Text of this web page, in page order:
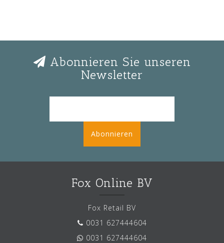
Abonnieren Sie unseren
Newsletter
Abonnieren
Fox Online BV
Fox Retail BV
0031 627444604
0031 627444604